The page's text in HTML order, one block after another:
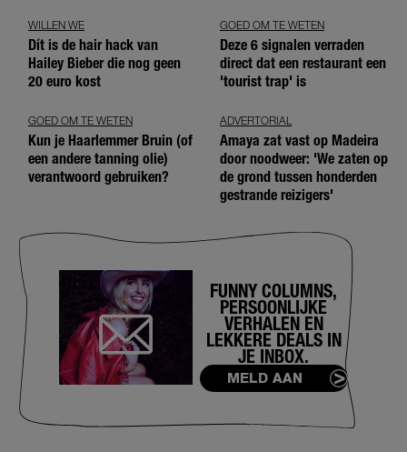
WILLEN WE
Dít is de hair hack van
Hailey Bieber die nog geen
20 euro kost
GOED OM TE WETEN
Deze 6 signalen verraden
direct dat een restaurant een
'tourist trap' is
GOED OM TE WETEN
Kun je Haarlemmer Bruin (of
een andere tanning olie)
verantwoord gebruiken?
ADVERTORIAL
Amaya zat vast op Madeira
door noodweer: 'We zaten op
de grond tussen honderden
gestrande reizigers'
FUNNY COLUMNS,
PERSOONLIJKE
VERHALEN EN
LEKKERE DEALS IN
JE INBOX.
MELD AAN